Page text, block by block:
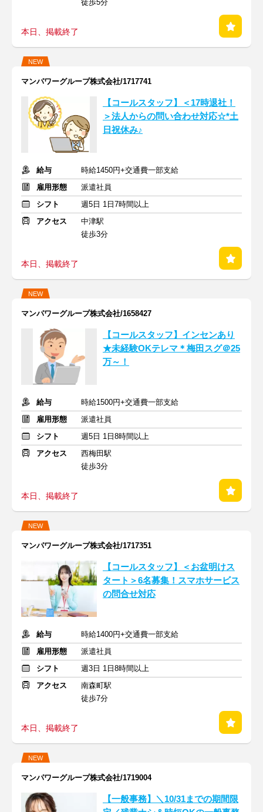
徒歩5分
本日、掲載終了
NEW
マンパワーグループ株式会社/1717741
【コールスタッフ】＜17時退社！
＞法人からの問い合わせ対応☆*土
日祝休み♪
給与
時給1450円+交通費一部支給
雇用形態
派遣社員
シフト
週5日 1日7時間以上
アクセス
中津駅
徒歩3分
本日、掲載終了
NEW
マンパワーグループ株式会社/1658427
【コールスタッフ】インセンあり
★未経験OKテレマ＊梅田スグ＠25
万～！
給与
時給1500円+交通費一部支給
雇用形態
派遣社員
シフト
週5日 1日8時間以上
アクセス
西梅田駅
徒歩3分
本日、掲載終了
NEW
マンパワーグループ株式会社/1717351
【コールスタッフ】＜お盆明けス
タート＞6名募集！スマホサービス
の問合せ対応
給与
時給1400円+交通費一部支給
雇用形態
派遣社員
シフト
週3日 1日8時間以上
アクセス
南森町駅
徒歩7分
本日、掲載終了
NEW
マンパワーグループ株式会社/1719004
【一般事務】＼10/31までの期間限